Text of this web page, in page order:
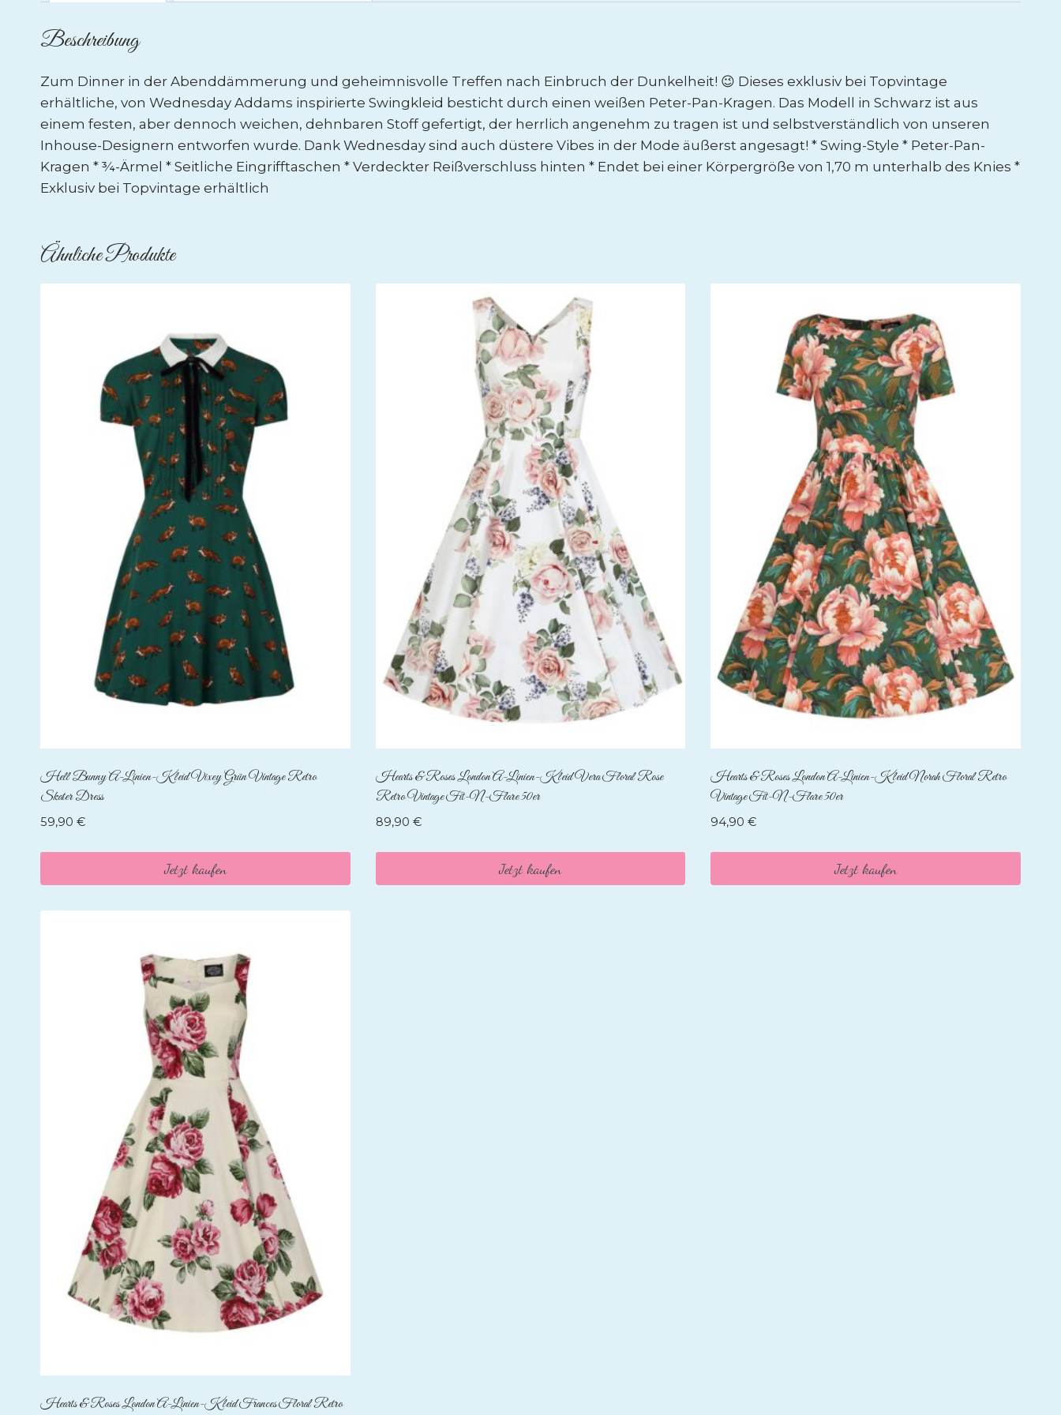
Beschreibung
Zum Dinner in der Abenddämmerung und geheimnisvolle Treffen nach Einbruch der Dunkelheit! 😉 Dieses exklusiv bei Topvintage
erhältliche, von Wednesday Addams inspirierte Swingkleid besticht durch einen weißen Peter-Pan-Kragen. Das Modell in Schwarz ist aus
einem festen, aber dennoch weichen, dehnbaren Stoff gefertigt, der herrlich angenehm zu tragen ist und selbstverständlich von unseren
Inhouse-Designern entworfen wurde. Dank Wednesday sind auch düstere Vibes in der Mode äußerst angesagt! * Swing-Style * Peter-Pan-
Kragen * ¾-Ärmel * Seitliche Eingrifftaschen * Verdeckter Reißverschluss hinten * Endet bei einer Körpergröße von 1,70 m unterhalb des Knies *
Exklusiv bei Topvintage erhältlich
Ähnliche Produkte
Hell Bunny A-Linien-Kleid Vixey Grün Vintage Retro
Skater Dress
59,90 €
Jetzt kaufen
Hearts & Roses London A-Linien-Kleid Vera Floral Rose
Retro Vintage Fit-N-Flare 50er
89,90 €
Jetzt kaufen
Hearts & Roses London A-Linien-Kleid Norah Floral Retro
Vintage Fit-N-Flare 50er
94,90€
Jetzt kaufen
Hearts & Roses London A-Linien-Kleid Frances Floral Retro